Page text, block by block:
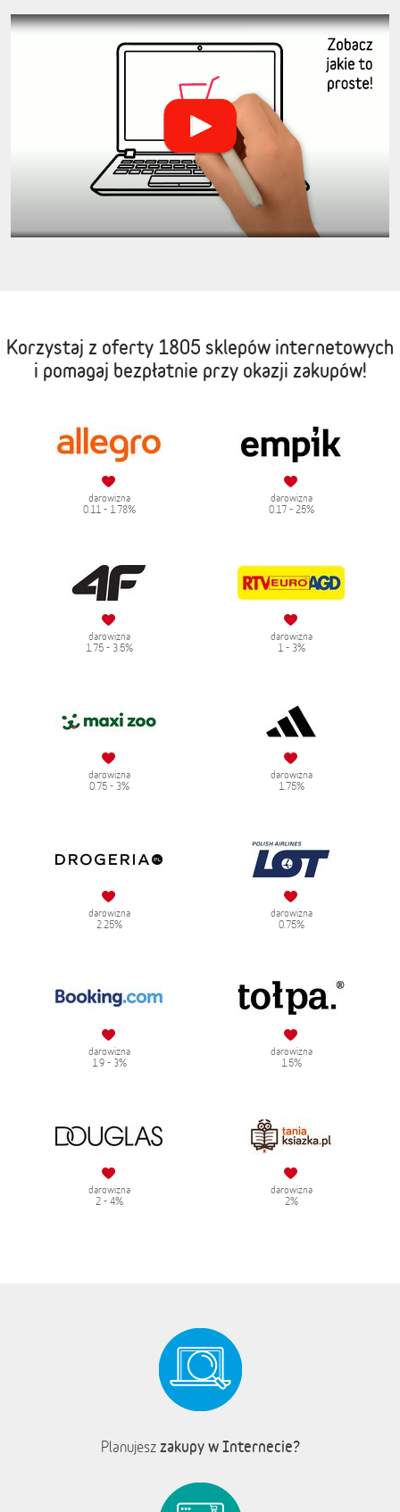
Korzystaj z oferty 1805 sklepów internetowych
i pomagaj bezpłatnie przy okazji zakupów!
darowizna
0.11 - 1.78%
darowizna
0.17 - 25%
darowizna
1.75 - 3.5%
darowizna
1 - 3%
darowizna
0.75 - 3%
darowizna
1.75%
darowizna
2.25%
darowizna
0.75%
darowizna
1.9 - 3%
darowizna
1.5%
darowizna
2 - 4%
darowizna
2%
Planujesz zakupy w Internecie?